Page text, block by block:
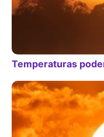
Temperaturas